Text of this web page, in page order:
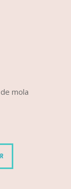
mola